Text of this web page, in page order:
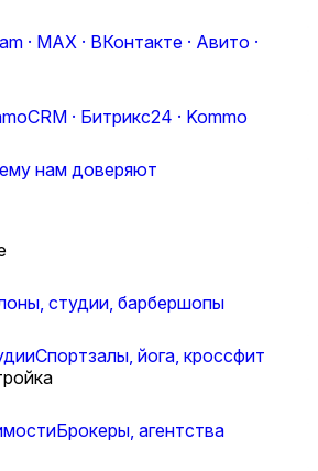
· MAX · ВКонтакте · Авито ·
· Битрикс24 · Kommo
нам доверяют
студии, барбершопы
Спортзалы, йога, кроссфит
Брокеры, агентства